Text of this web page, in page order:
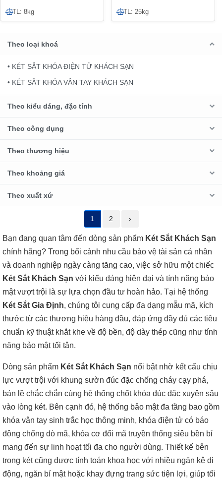
TL: 8kg TL: 25kg
Theo loại khoá
• KÉT SẮT KHÓA ĐIỆN TỬ KHÁCH SẠN
• KÉT SẮT KHÓA VÂN TAY KHÁCH SẠN
Theo kiểu dáng, đặc tính
Theo công dụng
Theo thương hiệu
Theo khoảng giá
Theo xuất xứ
1 2 ›
Bạn đang quan tâm đến dòng sản phẩm Két Sắt Khách Sạn
chính hãng? Trong bối cảnh nhu cầu bảo vệ tài sản cá nhân
và doanh nghiệp ngày càng tăng cao, việc sở hữu một chiếc
Két Sắt Khách Sạn với kiểu dáng hiện đại và tính năng bảo
mật vượt trội là sự lựa chọn đầu tư hoàn hảo. Tại hệ thống
Két Sắt Gia Định, chúng tôi cung cấp đa dạng mẫu mã, kích
thước từ các thương hiệu hàng đầu, đáp ứng đầy đủ các tiêu
chuẩn kỹ thuật khắt khe về độ bền, độ dày thép cũng như tính
năng bảo mật tối tân.
Dòng sản phẩm Két Sắt Khách Sạn nổi bật nhờ kết cấu chịu
lực vượt trội với khung sườn đúc đặc chống cháy cạy phá,
bản lề chắc chắn cùng hệ thống chốt khóa đúc đặc xuyên sâu
vào lòng két. Bên cạnh đó, hệ thống bảo mật đa tầng bao gồm
khóa vân tay sinh trắc học thông minh, khóa điện tử có báo
động chống dò mã, khóa cơ đổi mã truyền thống siêu bền bỉ
mang đến sự linh hoạt tối đa cho người dùng. Thiết kế bên
trong két cũng được tính toán khoa học với nhiều ngăn kệ di
động, ngăn bí mật hoặc khay đựng trang sức tiện lợi, giúp tối